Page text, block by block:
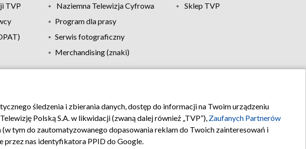
TVP Naziemna Telewizja Cyfrowa
Sklep TVP
Program dla prasy
Serwis fotograficzny
Merchandising (znaki)
Pomoc Biuro reklamy Kontakt
śledzenia i zbierania danych, dostęp do informacji na Twoim urządzeniu
Polską S.A. w likwidacji (zwaną dalej również „TVP”), Zaufanych Partnerów
(w tym do zautomatyzowanego dopasowania reklam do Twoich zainteresowań i
przez nas identyfikatora PPID do Google.